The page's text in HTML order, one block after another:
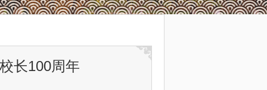
长100周年